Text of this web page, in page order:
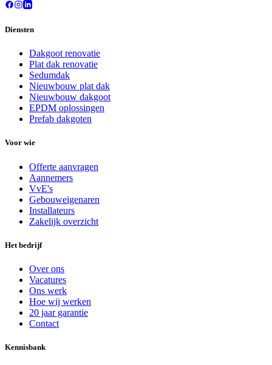
Diensten
Dakgoot renovatie
Plat dak renovatie
Sedumdak
Nieuwbouw plat dak
Nieuwbouw dakgoot
EPDM oplossingen
Prefab dakgoten
Voor wie
Offerte aanvragen
Aannemers
VvE's
Gebouweigenaren
Installateurs
Zakelijk overzicht
Het bedrijf
Over ons
Vacatures
Ons werk
Hoe wij werken
20 jaar garantie
Contact
Kennisbank